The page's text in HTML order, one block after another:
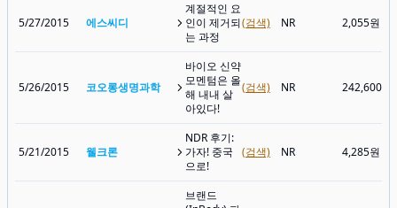
5/27/2015 에스씨디
계절적인 요
인이 제거되
는 과정
(검색) NR 2,055원
5/26/2015 코오롱생명과학
바이오 신약
모멘텀은 올
해 내내 살
아있다!
(검색) NR 242,600원
5/21/2015 웰크론
NDR 후기:
가자! 중국
으로!
(검색) NR 4,285원
브랜드